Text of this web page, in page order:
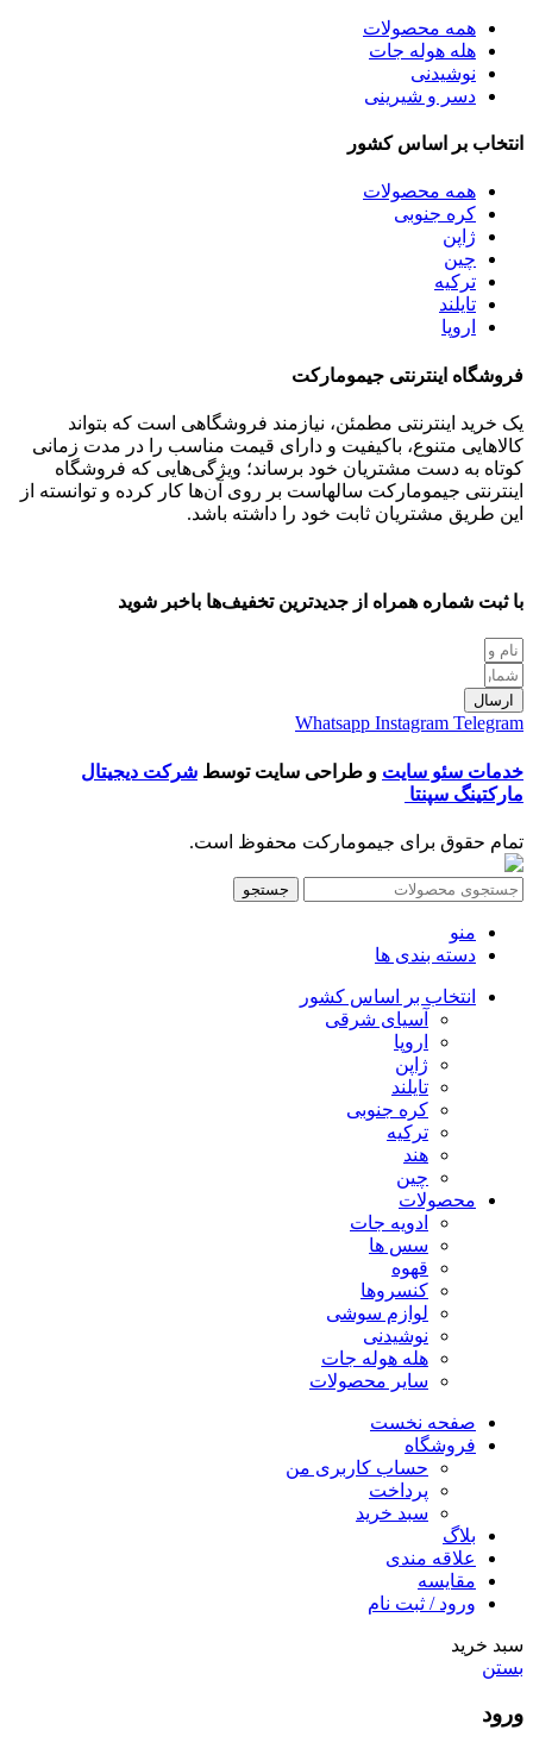
همه محصولات
هله هوله جات
نوشیدنی
دسر و شیرینی
انتخاب بر اساس کشور
همه محصولات
کره جنوبی
ژاپن
چین
ترکیه
تایلند
اروپا
فروشگاه اینترنتی جیمومارکت
یک خرید اینترنتی مطمئن، نیازمند فروشگاهی است که بتواند
کالاهایی متنوع، باکیفیت و دارای قیمت مناسب را در مدت زمانی
کوتاه به دست مشتریان خود برساند؛ ویژگی‌هایی که فروشگاه
اینترنتی جیمومارکت سالهاست بر روی آن‌ها کار کرده و توانسته از
این طریق مشتریان ثابت خود را داشته باشد.
با ثبت شماره همراه از جدید‌ترین تخفیف‌ها با‌خبر شوید
ارسال
Whatsapp Instagram Telegram
خدمات سئو سایت و طراحی سایت توسط شرکت دیجیتال
مارکتینگ سپنتا
تمام حقوق برای جیمومارکت محفوظ است.
جستجو
منو
دسته بندی ها
انتخاب بر اساس کشور
آسیای شرقی
اروپا
ژاپن
تایلند
کره جنوبی
ترکیه
هند
چین
محصولات
ادویه جات
سس ها
قهوه
کنسروها
لوازم سوشی
نوشیدنی
هله هوله جات
سایر محصولات
صفحه نخست
فروشگاه
حساب کاربری من
پرداخت
سبد خرید
بلاگ
علاقه مندی
مقایسه
ورود / ثبت نام
سبد خرید
بستن
ورود